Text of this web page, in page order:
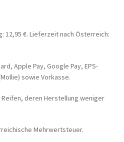
12,95 €. Lieferzeit nach Österreich:
Apple Pay, Google Pay, EPS-
sowie Vorkasse.
deren Herstellung weniger
Mehrwertsteuer.